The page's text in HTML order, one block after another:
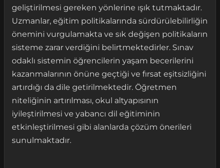
geliştirilmesi gereken yönlerine ışık tutmaktadır.
Uzmanlar, eğitim politikalarında sürdürülebilirliğin
önemini vurgulamakta ve sık değişen politikaların
sisteme zarar verdiğini belirtmektedirler. Sınav
odaklı sistemin öğrencilerin yaşam becerilerini
kazanmalarının önüne geçtiği ve fırsat eşitsizliğini
artırdığı da dile getirilmektedir. Öğretmen
niteliğinin artırılması, okul altyapısının
iyileştirilmesi ve yabancı dil eğitiminin
etkinleştirilmesi gibi alanlarda çözüm önerileri
sunulmaktadır.